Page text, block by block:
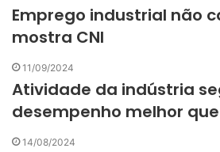
Emprego industrial não
mostra CNI
11/09/2024
Atividade da indústria
desempenho melhor
14/08/2024